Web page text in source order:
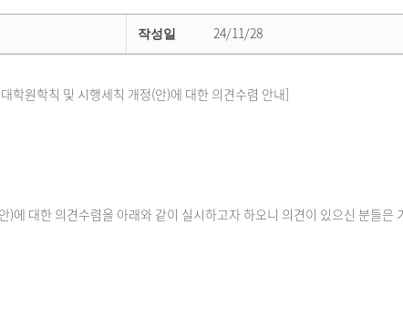
작성일 24/11/28
세칙 개정(안)에 대한 의견수렴 안내]
에 대한 의견수렴을 아래와 같이 실시하고자 하오니 의견이 있으신 분들은